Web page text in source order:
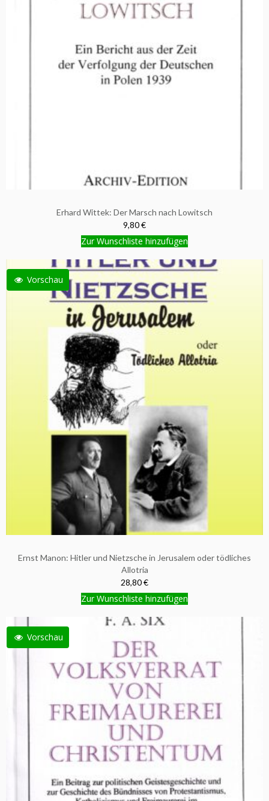
Erhard Wittek: Der Marsch nach Lowitsch
9,80 €
Zur Wunschliste hinzufügen
Vorschau
Ernst Manon: Hitler und Nietzsche in Jerusalem oder tödliches
Allotria
28,80 €
Zur Wunschliste hinzufügen
Vorschau